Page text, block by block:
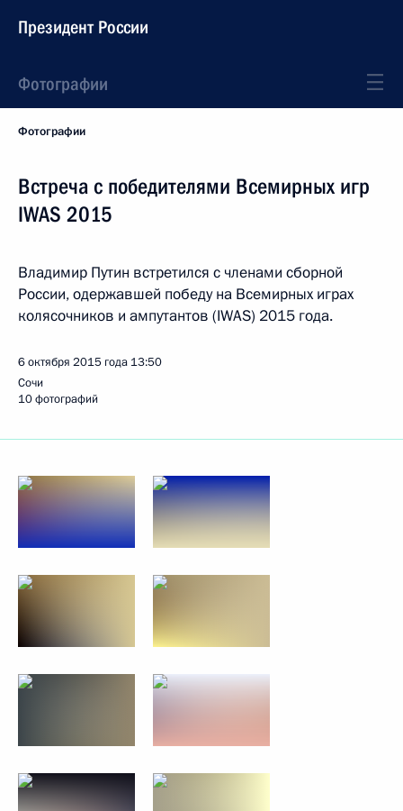
Президент России
Фотографии
Фотографии
Встреча с победителями Всемирных игр
IWAS 2015
Владимир Путин встретился с членами сборной
России, одержавшей победу на Всемирных играх
колясочников и ампутантов (IWAS) 2015 года.
6 октября 2015 года 13:50
Сочи
10 фотографий